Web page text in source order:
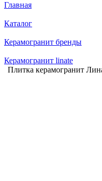
Главная
Каталог
Керамогранит бренды
Керамогранит linate
Плитка керамогранит